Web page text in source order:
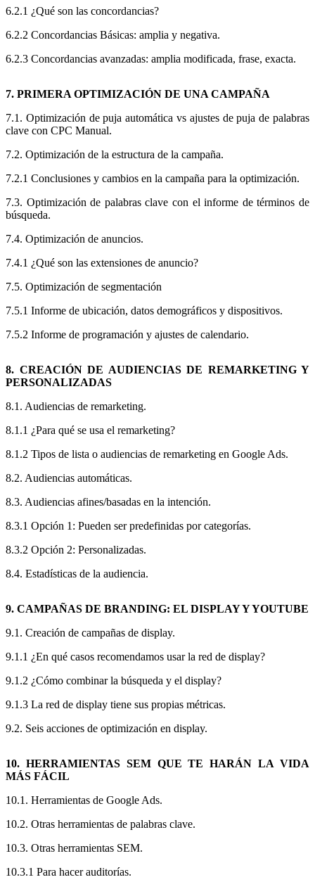
6.2.1 ¿Qué son las concordancias?
6.2.2 Concordancias Básicas: amplia y negativa.
6.2.3 Concordancias avanzadas: amplia modificada, frase, exacta.
7. PRIMERA OPTIMIZACIÓN DE UNA CAMPAÑA
7.1. Optimización de puja automática vs ajustes de puja de palabras
clave con CPC Manual.
7.2. Optimización de la estructura de la campaña.
7.2.1 Conclusiones y cambios en la campaña para la optimización.
7.3. Optimización de palabras clave con el informe de términos de
búsqueda.
7.4. Optimización de anuncios.
7.4.1 ¿Qué son las extensiones de anuncio?
7.5. Optimización de segmentación
7.5.1 Informe de ubicación, datos demográficos y dispositivos.
7.5.2 Informe de programación y ajustes de calendario.
8. CREACIÓN DE AUDIENCIAS DE REMARKETING Y
PERSONALIZADAS
8.1. Audiencias de remarketing.
8.1.1 ¿Para qué se usa el remarketing?
8.1.2 Tipos de lista o audiencias de remarketing en Google Ads.
8.2. Audiencias automáticas.
8.3. Audiencias afines/basadas en la intención.
8.3.1 Opción 1: Pueden ser predefinidas por categorías.
8.3.2 Opción 2: Personalizadas.
8.4. Estadísticas de la audiencia.
9. CAMPAÑAS DE BRANDING: EL DISPLAY Y YOUTUBE
9.1. Creación de campañas de display.
9.1.1 ¿En qué casos recomendamos usar la red de display?
9.1.2 ¿Cómo combinar la búsqueda y el display?
9.1.3 La red de display tiene sus propias métricas.
9.2. Seis acciones de optimización en display.
10. HERRAMIENTAS SEM QUE TE HARÁN LA VIDA
MÁS FÁCIL
10.1. Herramientas de Google Ads.
10.2. Otras herramientas de palabras clave.
10.3. Otras herramientas SEM.
10.3.1 Para hacer auditorías.